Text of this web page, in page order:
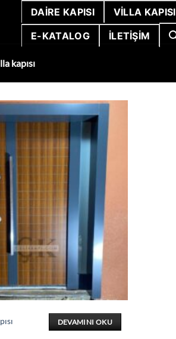
DAIRE KAPISI VILLA KAPISI
E-KATALOG
İLETIŞIM
kapısı
DEVAMINI OKU